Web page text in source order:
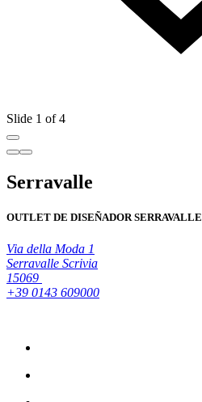
Slide 1 of 4
Serravalle
OUTLET DE DISEÑADOR SERRAVALLE
Via della Moda 1
Serravalle Scrivia
15069
+39 0143 609000